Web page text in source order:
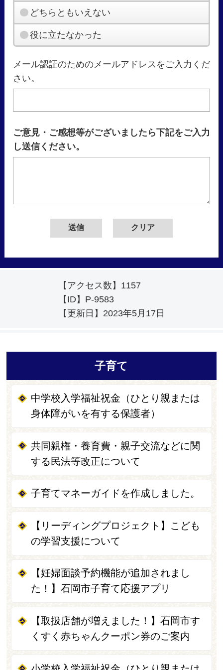
どちらともいえない
役に立たなかった
メール認証のためのメールアドレスをご入力くだ
さい。
ご意見・ご感想等がございましたら下記をご入力
し送信ください。
【アクセス数】 1157
【ID】 P-9583
【更新日】 2023年5月17日
子育て
中学校入学福祉祝金（ひとり親または
身体障がいを有する保護者）
共同親権・養育費・親子交流などに関
する民法等改正について
子育てマネーガイドを作成しました。
【リーディングプロジェクト】こども
の学習支援について
【妊婦面談予約機能が追加されまし
た！】石岡市子育て応援アプリ
【取扱店舗が増えました！】石岡市す
くすく赤ちゃんクーポン券のご案内